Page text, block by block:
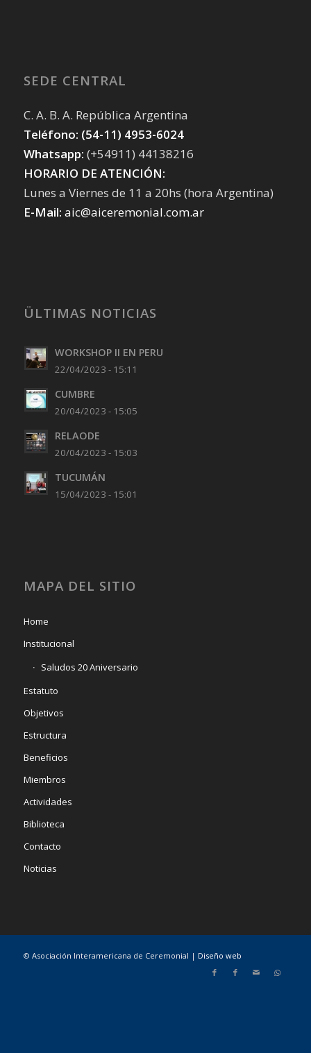
SEDE CENTRAL
C. A. B. A. República Argentina
Teléfono: (54-11) 4953-6024
Whatsapp: (+54911) 44138216
HORARIO DE ATENCIÓN:
Lunes a Viernes de 11 a 20hs (hora Argentina)
E-Mail: aic@aiceremonial.com.ar
ÜLTIMAS NOTICIAS
WORKSHOP II EN PERU
22/04/2023 - 15:11
CUMBRE
20/04/2023 - 15:05
RELAODE
20/04/2023 - 15:03
TUCUMÁN
15/04/2023 - 15:01
MAPA DEL SITIO
Home
Institucional
Saludos 20 Aniversario
Estatuto
Objetivos
Estructura
Beneficios
Miembros
Actividades
Biblioteca
Contacto
Noticias
© Asociación Interamericana de Ceremonial | Diseño web